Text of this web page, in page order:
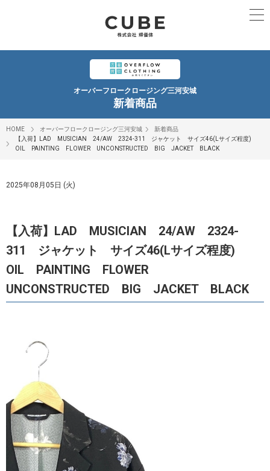
オーバーフロークロージング三河安城
新着商品
HOME オーバーフロークロージング三河安城
新着商品
【入荷】LAD MUSICIAN 24/AW 2324-311 ジャケット サイズ46(Lサイズ程度)
OIL PAINTING FLOWER UNCONSTRUCTED BIG JACKET BLACK
2025年08月05日 (火)
【入荷】LAD MUSICIAN 24/AW 2324-
311 ジャケット サイズ46(Lサイズ程度)
OIL PAINTING FLOWER
UNCONSTRUCTED BIG JACKET BLACK